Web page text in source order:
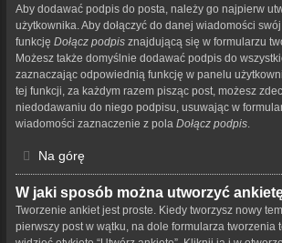
Aby dodawać podpis do posta, należy go najpierw
użytkownika. Aby dołączyć do danej wiadomości
funkcję Dołącz podpis znajdującą się w formularzu
Możesz także domyślnie dodawać podpis do
zaznaczając odpowiednią funkcję w panelu
tej funkcji, za każdym razem pisząc post, możesz
niedodawaniu do niego podpisu, usuwając w
wiadomości zaznaczenie z pola Dołącz podpis
Na górę
W jaki sposób można utworzyć
Tworzenie ankiet jest proste. Kiedy tworzysz nowy
pierwszy post w wątku, na dole formularza tworzenia